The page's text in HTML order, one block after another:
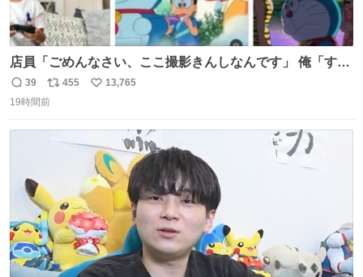
店員「ごめんなさい、ここ撮影きんしなんです」 俺「すみ
ません！すぐ消します」 店員「念のためフォルダから消し
返
信
39
リ
ポ
455
い
13,765
19時間前